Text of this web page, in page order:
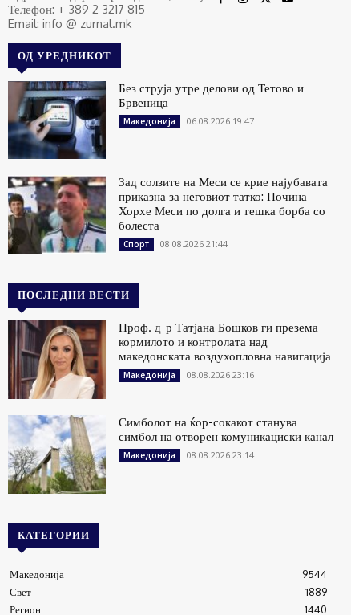
Телефон: + 389 2 3217 815
Email: info @ zurnal.mk
ОД УРЕДНИКОТ
Без струја утре делови од Тетово и
Брвеница
Македонија 06.08.2026 19:47
Зад солзите на Меси се крие најубавата
приказна за неговиот татко: Почина
Хорхе Меси по долга и тешка борба со
болеста
Спорт 08.08.2026 21:44
ПОСЛЕДНИ ВЕСТИ
Проф. д-р Татјана Бошков ги презема
кормилото и контролата над
македонската воздухопловна навигација
Македонија 08.08.2026 23:16
Симболот на ќор-сокакот станува
симбол на отворен комуникациски канал
Македонија 08.08.2026 23:14
КАТЕГОРИИ
Македонија
9544
Свет
1889
Регион
1440